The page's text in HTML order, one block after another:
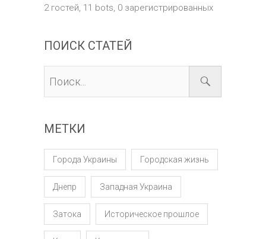
2 гостей, 11 bots, 0 зарегистрированных
ПОИСК СТАТЕЙ
МЕТКИ
Города Украины Городская жизнь
Днепр Западная Украина
Затока Историческое прошлое